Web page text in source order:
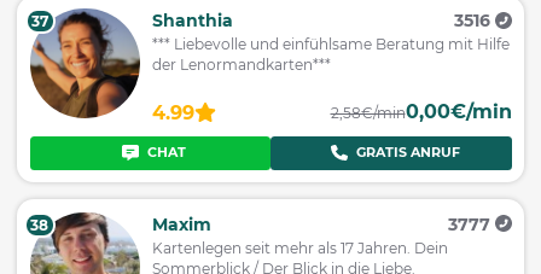
37 Shanthia 3516
*** Liebevolle und einfühlsame Beratung mit Hilfe
der Lenormandkarten***
4.99 2,58€/min0,00€/min
CHAT GRATIS ANRUF
38 Maxim 3777
Kartenlegen seit mehr als 17 Jahren. Dein
Sommerblick / Der Blick in die Liebe.